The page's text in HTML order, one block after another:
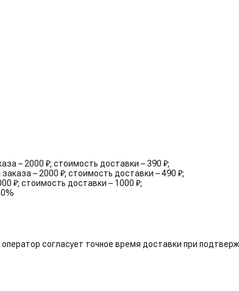
– 2000 ₽; стоимость доставки – 390 ₽;
– 2000 ₽; стоимость доставки – 490 ₽;
₽; стоимость доставки – 1000 ₽;
согласует точное время доставки при